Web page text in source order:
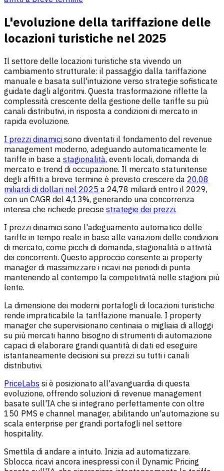
L'evoluzione della tariffazione delle
locazioni turistiche nel 2025
Il settore delle locazioni turistiche sta vivendo un
cambiamento strutturale: il passaggio dalla tariffazione
manuale e basata sull'intuizione verso strategie sofisticate
guidate dagli algoritmi. Questa trasformazione riflette la
complessità crescente della gestione delle tariffe su più
canali distributivi, in risposta a condizioni di mercato in
rapida evoluzione.
I prezzi dinamici sono diventati il fondamento del revenue
management moderno, adeguando automaticamente le
tariffe in base a stagionalità, eventi locali, domanda di
mercato e trend di occupazione. Il mercato statunitense
degli affitti a breve termine è previsto crescere da 20,08
miliardi di dollari nel 2025 a 24,78 miliardi entro il 2029,
con un CAGR del 4,13%, generando una concorrenza
intensa che richiede precise strategie dei prezzi.
I prezzi dinamici sono l'adeguamento automatico delle
tariffe in tempo reale in base alle variazioni delle condizioni
di mercato, come picchi di domanda, stagionalità o attività
dei concorrenti. Questo approccio consente ai property
manager di massimizzare i ricavi nei periodi di punta
mantenendo al contempo la competitività nelle stagioni più
lente.
La dimensione dei moderni portafogli di locazioni turistiche
rende impraticabile la tariffazione manuale. I property
manager che supervisionano centinaia o migliaia di alloggi
su più mercati hanno bisogno di strumenti di automazione
capaci di elaborare grandi quantità di dati ed eseguire
istantaneamente decisioni sui prezzi su tutti i canali
distributivi.
PriceLabs si è posizionato all'avanguardia di questa
evoluzione, offrendo soluzioni di revenue management
basate sull'IA che si integrano perfettamente con oltre
150 PMS e channel manager, abilitando un'automazione su
scala enterprise per grandi portafogli nel settore
hospitality.
Smettila di andare a intuito. Inizia ad automatizzare.
Sblocca ricavi ancora inespressi con il Dynamic Pricing